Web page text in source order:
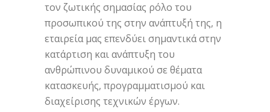
τον ζωτικής σημασίας ρόλο του
προσωπικού της στην ανάπτυξή της, η
εταιρεία μας επενδύει σημαντικά στην
κατάρτιση και ανάπτυξη του
ανθρώπινου δυναμικού σε θέματα
κατασκευής, προγραμματισμού και
διαχείρισης τεχνικών έργων.